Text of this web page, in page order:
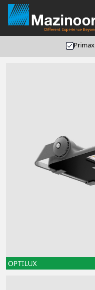
Primax
OPTILUX